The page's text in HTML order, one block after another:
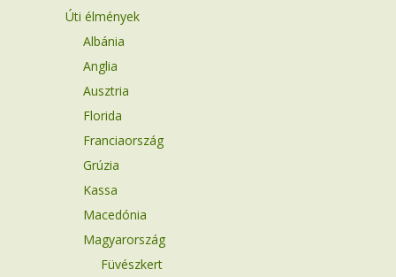
Úti élmények
Albánia
Anglia
Ausztria
Florida
Franciaország
Grúzia
Kassa
Macedónia
Magyarország
Füvészkert